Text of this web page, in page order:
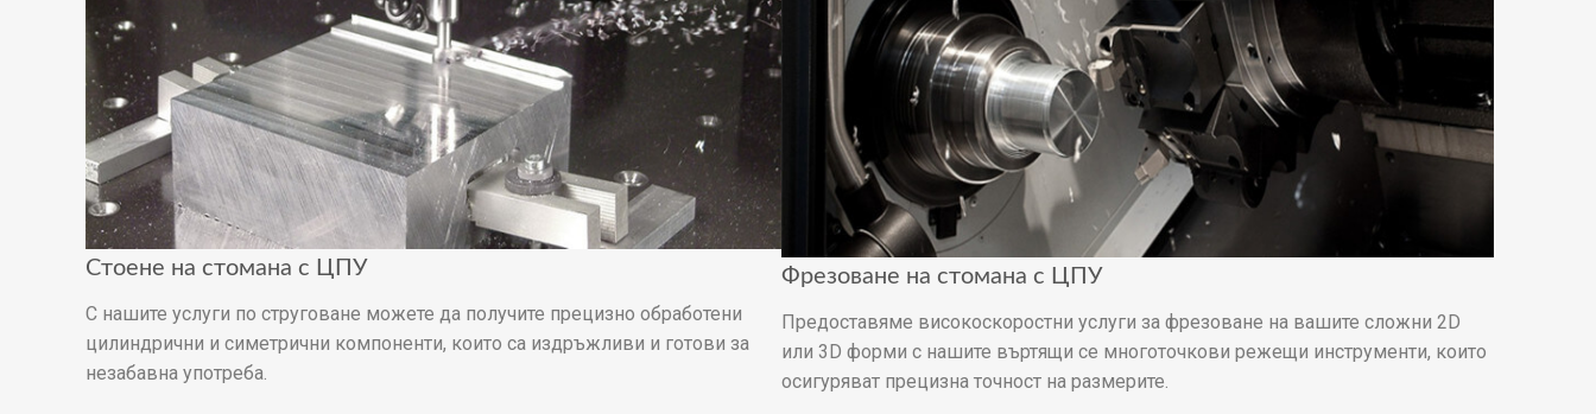
Стоене на стомана с ЦПУ
С нашите услуги по струговане можете да получите прецизно обработени
цилиндрични и симетрични компоненти, които са издръжливи и готови за
незабавна употреба.
Фрезоване на стомана с ЦПУ
Предоставяме високоскоростни услуги за фрезоване на вашите сложни 2D
или 3D форми с нашите въртящи се многоточкови режещи инструменти, които
осигуряват прецизна точност на размерите.